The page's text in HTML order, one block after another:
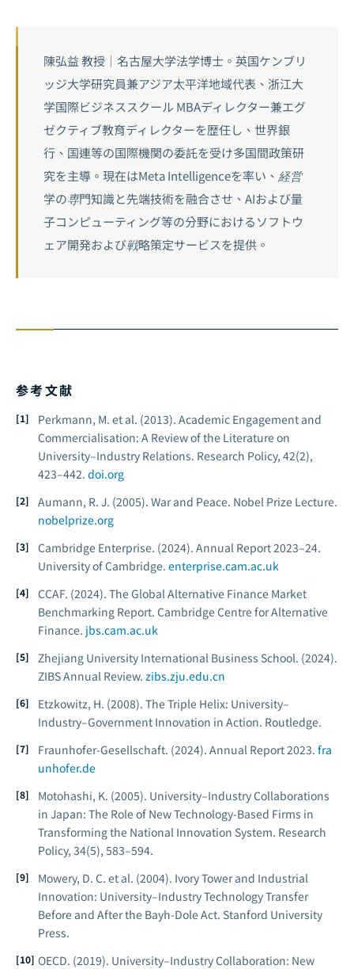
陳弘益 教授｜名古屋大学法学博士。英国ケンブリ
ッジ大学研究員兼アジア太平洋地域代表、浙江大
学国際ビジネススクール MBAディレクター兼エグ
ゼクティブ教育ディレクターを歴任し、世界銀
行、国連等の国際機関の委託を受け多国間政策研
究を主導。現在はMeta Intelligenceを率い、経営
学の専門知識と先端技術を融合させ、AIおよび量
子コンピューティング等の分野におけるソフトウ
ェア開発および戦略策定サービスを提供。
参考文献
Perkmann, M. et al. (2013). Academic Engagement and
Commercialisation: A Review of the Literature on
University–Industry Relations. Research Policy, 42(2),
423–442. doi.org
Aumann, R. J. (2005). War and Peace. Nobel Prize Lecture.
nobelprize.org
Cambridge Enterprise. (2024). Annual Report 2023–24.
University of Cambridge. enterprise.cam.ac.uk
CCAF. (2024). The Global Alternative Finance Market
Benchmarking Report. Cambridge Centre for Alternative
Finance. jbs.cam.ac.uk
Zhejiang University International Business School. (2024).
ZIBS Annual Review. zibs.zju.edu.cn
Etzkowitz, H. (2008). The Triple Helix: University–
Industry–Government Innovation in Action. Routledge.
Fraunhofer-Gesellschaft. (2024). Annual Report 2023. fra
unhofer.de
Motohashi, K. (2005). University–Industry Collaborations
in Japan: The Role of New Technology-Based Firms in
Transforming the National Innovation System. Research
Policy, 34(5), 583–594.
Mowery, D. C. et al. (2004). Ivory Tower and Industrial
Innovation: University–Industry Technology Transfer
Before and After the Bayh-Dole Act. Stanford University
Press.
OECD. (2019). University–Industry Collaboration: New